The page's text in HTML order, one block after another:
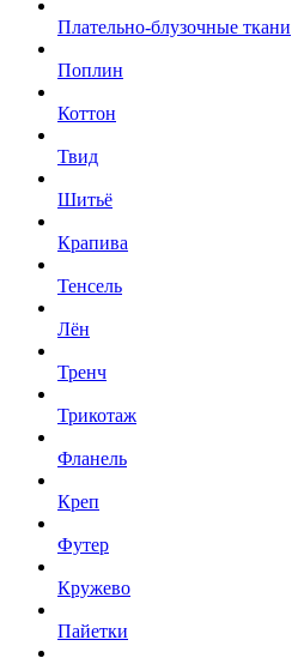
Плательно-блузочные ткани
Поплин
Коттон
Твид
Шитьё
Крапива
Тенсель
Лён
Тренч
Трикотаж
Фланель
Креп
Футер
Кружево
Пайетки